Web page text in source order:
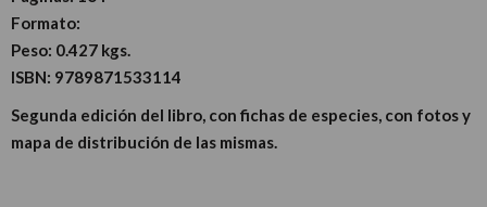
Formato:
Peso: 0.427 kgs.
ISBN: 9789871533114
Segunda edición del libro, con fichas de especies, con fotos y
mapa de distribución de las mismas.